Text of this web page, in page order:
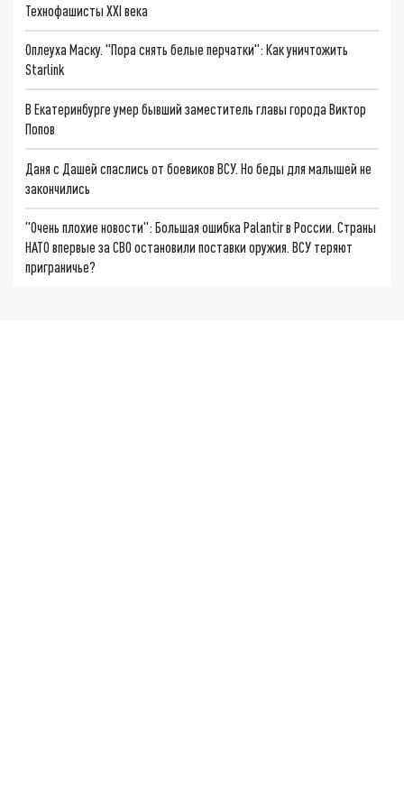
Технофашисты XXI века
Оплеуха Маску. "Пора снять белые перчатки": Как уничтожить
Starlink
В Екатеринбурге умер бывший заместитель главы города Виктор
Попов
Даня с Дашей спаслись от боевиков ВСУ. Но беды для малышей не
закончились
"Очень плохие новости": Большая ошибка Palantir в России. Страны
НАТО впервые за СВО остановили поставки оружия. ВСУ теряют
приграничье?